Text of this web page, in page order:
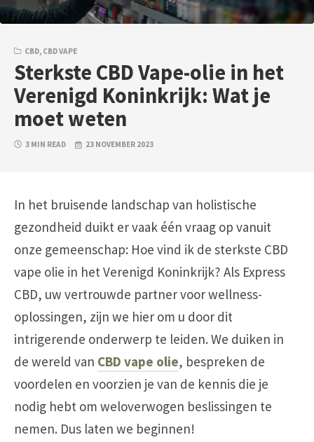
CBD, CBD VAPE
Sterkste CBD Vape-olie in het
Verenigd Koninkrijk: Wat je
moet weten
3 MIN READ 23 NOVEMBER 2023
In het bruisende landschap van holistische
gezondheid duikt er vaak één vraag op vanuit
onze gemeenschap: Hoe vind ik de sterkste CBD
vape olie in het Verenigd Koninkrijk? Als Express
CBD, uw vertrouwde partner voor wellness-
oplossingen, zijn we hier om u door dit
intrigerende onderwerp te leiden. We duiken in
de wereld van CBD vape olie, bespreken de
voordelen en voorzien je van de kennis die je
nodig hebt om weloverwogen beslissingen te
nemen. Dus laten we beginnen!